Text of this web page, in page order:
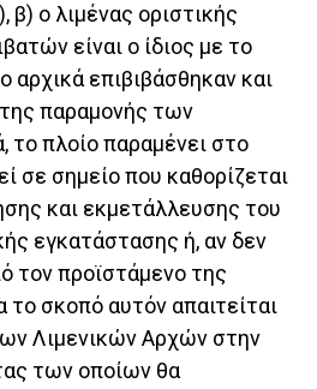
ο λιμένας οριστικής
είναι ο ίδιος με το
αρχικά επιβιβάσθηκαν και
παραμονής των
το πλοίο παραμένει στο
σε σημείο που καθορίζεται
και εκμετάλλευσης του
εγκατάστασης ή, αν δεν
τον προϊστάμενο της
το σκοπό αυτόν απαιτείται
Λιμενικών Αρχών στην
των οποίων θα